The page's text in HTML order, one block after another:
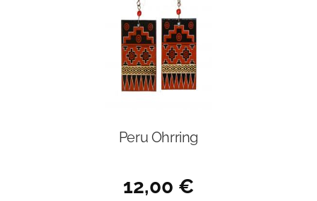
Peru Ohrring
12,00 €